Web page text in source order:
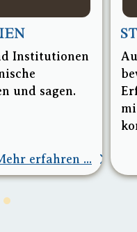
Institutionen
und sagen.
erfahren ...